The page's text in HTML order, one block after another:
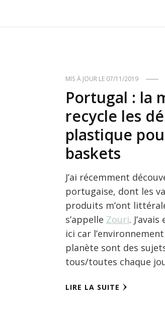
MIS À JOUR LE 07/11/2019
Portugal : la
recycle les
plastique
baskets
J’ai récemment
portugaise, dont les
produits m’ont
s’appelle Zouri.
ici car
planète sont des
tous/toutes chaque
LIRE LA SUITE